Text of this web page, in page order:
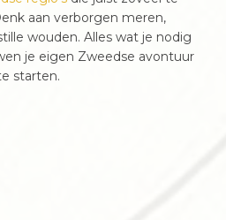
aan verborgen meren,
wouden. Alles wat je nodig
je eigen Zweedse avontuur
starten.